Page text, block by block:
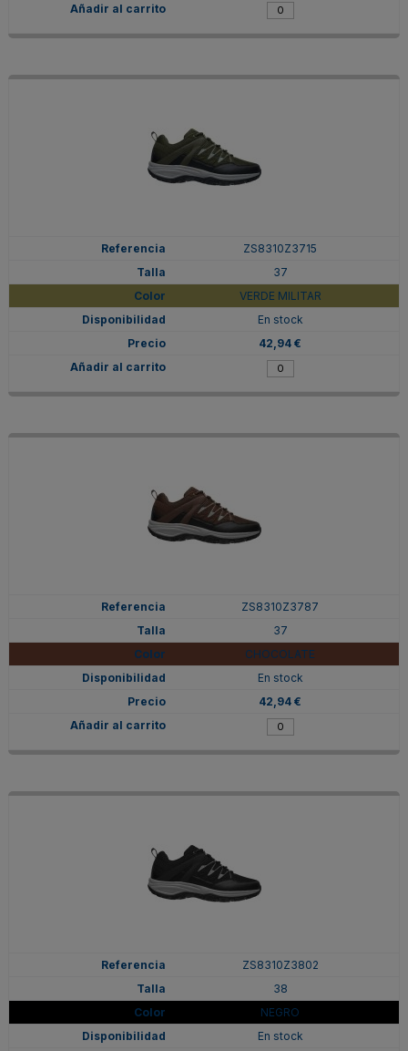
ZS8310Z3715
37
VERDE MILITAR
En stock
42,94 €
ZS8310Z3787
37
CHOCOLATE
En stock
42,94 €
ZS8310Z3802
38
NEGRO
En stock